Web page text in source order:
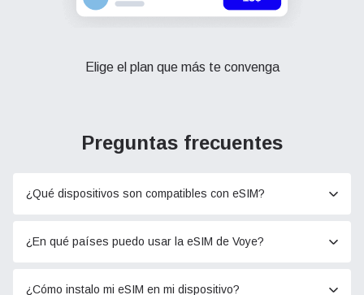
Elige el plan que más te convenga
Preguntas frecuentes
¿Qué dispositivos son compatibles con eSIM?
¿En qué países puedo usar la eSIM de Voye?
¿Cómo instalo mi eSIM en mi dispositivo?